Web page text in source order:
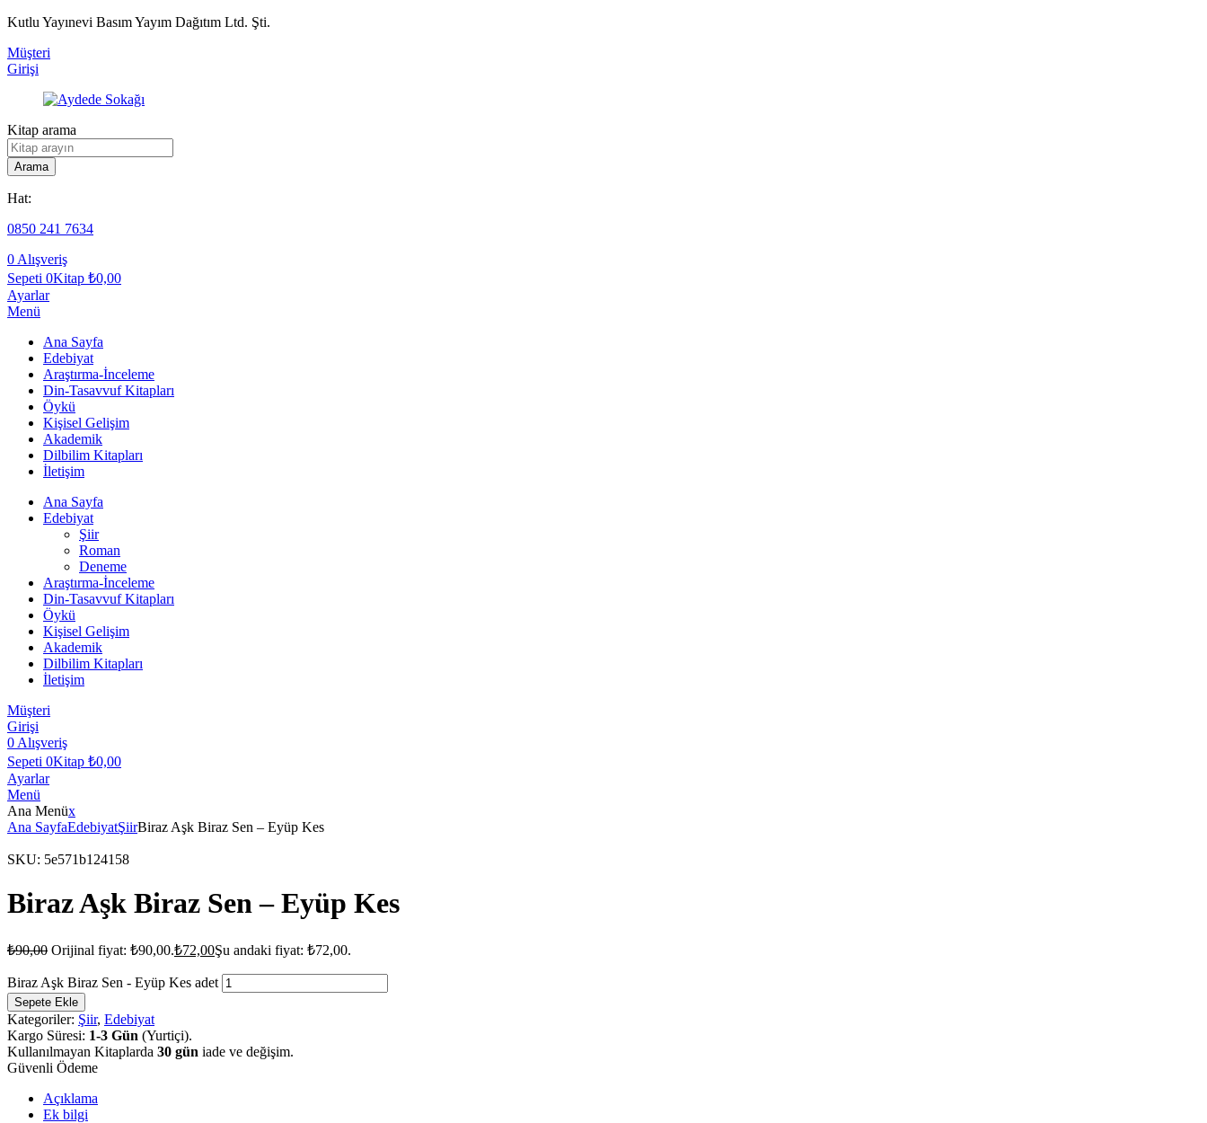
Kutlu Yayınevi Basım Yayım Dağıtım Ltd. Şti.
Müşteri
Girişi
Kitap arama
Arama
Hat:
0850 241 7634
0 Alışveriş
Sepeti 0Kitap ₺0,00
Ayarlar
Menü
Ana Sayfa
Edebiyat
Araştırma-İnceleme
Din-Tasavvuf Kitapları
Öykü
Kişisel Gelişim
Akademik
Dilbilim Kitapları
İletişim
Ana Sayfa
Edebiyat
Şiir
Roman
Deneme
Araştırma-İnceleme
Din-Tasavvuf Kitapları
Öykü
Kişisel Gelişim
Akademik
Dilbilim Kitapları
İletişim
Müşteri
Girişi
0 Alışveriş
Sepeti 0Kitap ₺0,00
Ayarlar
Menü
Ana Menüx
Ana SayfaEdebiyatŞiirBiraz Aşk Biraz Sen – Eyüp Kes
SKU: 5e571b124158
Biraz Aşk Biraz Sen – Eyüp Kes
₺90,00 Orijinal fiyat: ₺90,00.₺72,00Şu andaki fiyat: ₺72,00.
Biraz Aşk Biraz Sen - Eyüp Kes adet
Sepete Ekle
Kategoriler: Şiir, Edebiyat
Kargo Süresi: 1-3 Gün (Yurtiçi).
Kullanılmayan Kitaplarda 30 gün iade ve değişim.
Güvenli Ödeme
Açıklama
Ek bilgi